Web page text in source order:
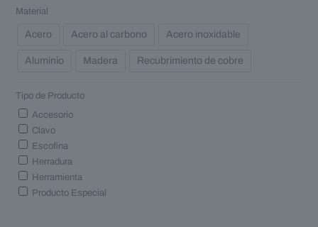
Material
Acero Acero al carbono Acero inoxidable
Aluminio Madera Recubrimiento de cobre
Tipo de Producto
Accesorio
Clavo
Escofina
Herradura
Herramienta
Producto Especial